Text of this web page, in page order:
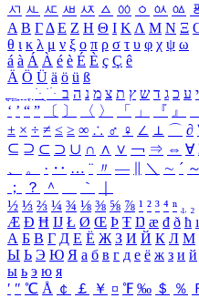
ㅺ ㅻ ㅼ ㅽ ㅾ ㅿ ㆀ ㆁ ㆂ ㆃ
Α Β ΓΔ Ε Ζ Η Θ Ι ΚΛ Μ Ν Ξ
θ ι κ λ μ ν ξ ο π ρ σ τ υ φ χ ψ ω
á à Á À é è É È ç Ç ê
Ä Ö Ü ä ö ü ß
ִֶֹ ֻּ ׁׂ י ע כ ג ד ש ץ ת צ מ נ ה ב
‘ ’ “ ” 〔 〕 〈 〉 「 」 『 』
± × ÷ ≠ ≤ ≥ ∞ ∴ ♂ ♀ ∠ ⊥ ⌒ ∂
⊆ ⊇ ⊂ ⊃ ∪ ∩ ∧ ∨ ￢ ⇒ ⇔ ∀
、
。 · ‥ … ¨ 〃 ― ＼ ∼ ´ ～
；
？ ＾ ｀
½ ⅓ ⅔ ¼ ¾ ⅛ ⅜ ⅝ ⅞ ¹ ² ³ ⁴ ⁿ ₁ ₂
Æ Ð Ħ Ĳ Ł Ø Œ Þ Ŧ Ŋ æ đ ð ħ ı
А Б В Г Д Е Ё Ж З И Й К Л М
Ы Ь Э Ю Я а б в г д е ё ж з и й
ы ь э ю я
′ ″ ℃ Å ￠ ￡ ￥ ¤ ℉ ‰ ＄ ％